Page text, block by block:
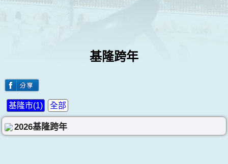
基隆跨年
全部
基隆市(1)
2026基隆跨年